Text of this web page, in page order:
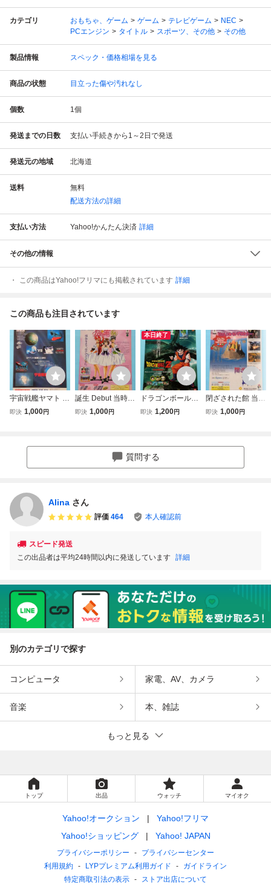
カテゴリ おもちゃ、ゲーム ゲーム テレビゲーム
NEC
PCエンジン
タイトル スポーツ、その他 その他
製品情報 スペック・価格相場を見る
商品の状態 目立った傷や汚れなし
個数 1個
発送までの日数 支払い手続きから1～2日で発送
発送元の地域 北海道
送料
無料
配送方法の詳細
支払い方法 Yahoo!かんたん決済 詳細
その他の情報
この商品はYahoo!フリマにも掲載されています 詳細
この商品も注目されています
宇宙戦艦ヤマト P
CE 当時物 雑誌広
即決 1,000円
誕生 Debut 当時物
雑誌広告 3DO レ
即決 1,000円
本日終了
ドラゴンボールZ
PCE 当時物 雑誌
雑誌切り抜き チラ
シ/ポスター風デザ
即決 1,200円
閉ざされた館 当時
物 雑誌広告 3DO
即決 1,000円
質問する
Alina さん
評価 464 本人確認前
スピード発送
この出品者は平均24時間以内に発送しています 詳細
別のカテゴリで探す
コンピュータ 家電、AV、カメラ
音楽 本、雑誌
もっと見る
トップ 出品 ウォッチ マイオク
Yahoo!オークション
Yahoo!フリマ
Yahoo!ショッピング
Yahoo! JAPAN
プライバシーポリシー
プライバシーセンター
利用規約
LYPプレミアム利用ガイド
ガイドライン
特定商取引法の表示
ストア出店について